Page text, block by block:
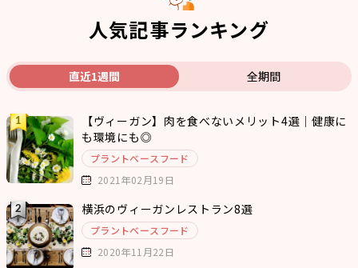
人気記事ランキング
直近1週間 全期間
【ヴィーガン】肉を食べないメリット4選｜健康に
も環境にも◎
プラントベースフード
2021年02月19日
横浜のヴィーガンレストラン8選
プラントベースフード
2020年11月22日